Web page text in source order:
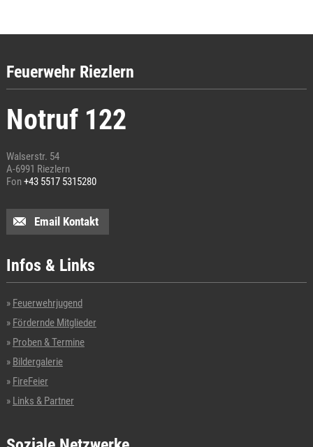
Feuerwehr Riezlern
Notruf 122
Walserstr. 54
A-6991 Riezlern
Fon+43 5517 5315280
Email Kontakt
Infos & Links
Feuerwehrjugend
Fördernde Mitglieder
Proben & Termine
Bildergalerie
FireFeier
Links & Partner